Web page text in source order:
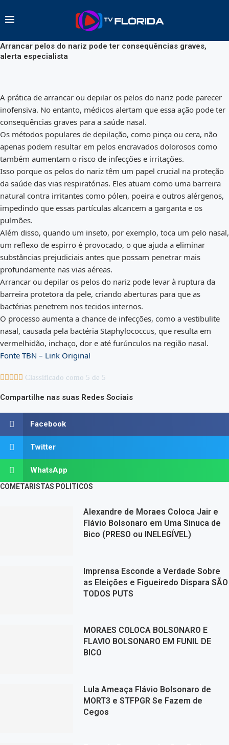
Arrancar pelos do nariz pode ter consequências graves,
alerta especialista
A prática de arrancar ou depilar os pelos do nariz pode parecer
inofensiva. No entanto, médicos alertam que essa ação pode ter
consequências graves para a saúde nasal.
Os métodos populares de depilação, como pinça ou cera, não
apenas podem resultar em pelos encravados dolorosos como
também aumentam o risco de infecções e irritações.
Isso porque os pelos do nariz têm um papel crucial na proteção
da saúde das vias respiratórias. Eles atuam como uma barreira
natural contra irritantes como pólen, poeira e outros alérgenos,
impedindo que essas partículas alcancem a garganta e os
pulmões.
Além disso, quando um inseto, por exemplo, toca um pelo nasal,
um reflexo de espirro é provocado, o que ajuda a eliminar
substâncias prejudiciais antes que possam penetrar mais
profundamente nas vias aéreas.
Arrancar ou depilar os pelos do nariz pode levar à ruptura da
barreira protetora da pele, criando aberturas para que as
bactérias penetrem nos tecidos internos.
O processo aumenta a chance de infecções, como a vestibulite
nasal, causada pela bactéria Staphylococcus, que resulta em
vermelhidão, inchaço, dor e até furúnculos na região nasal.
Fonte TBN – Link Original
     Classificado como 5 de 5
Compartilhe nas suas Redes Sociais
Facebook
Twitter
WhatsApp
COMETARISTAS POLITICOS
Alexandre de Moraes Coloca Jair e
Flávio Bolsonaro em Uma Sinuca de
Bico (PRESO ou INELEGÍVEL)
Imprensa Esconde a Verdade Sobre
as Eleições e Figueiredo Dispara SÃO
TODOS PUTS
MORAES COLOCA BOLSONARO E
FLAVIO BOLSONARO EM FUNIL DE
BICO
Lula Ameaça Flávio Bolsonaro de
MORT3 e STFPGR Se Fazem de
Cegos